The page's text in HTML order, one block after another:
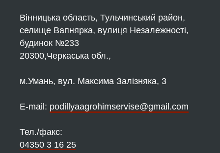
Вінницька область, Тульчинський район,
селище Вапнярка, вулиця Незалежності,
будинок №233
20300,Черкаська обл.,
м.Умань, вул. Максима Залізняка, 3
Е-mail: podillyaagrohimservise@gmail.com
Тел./факс:
04350 3 16 25